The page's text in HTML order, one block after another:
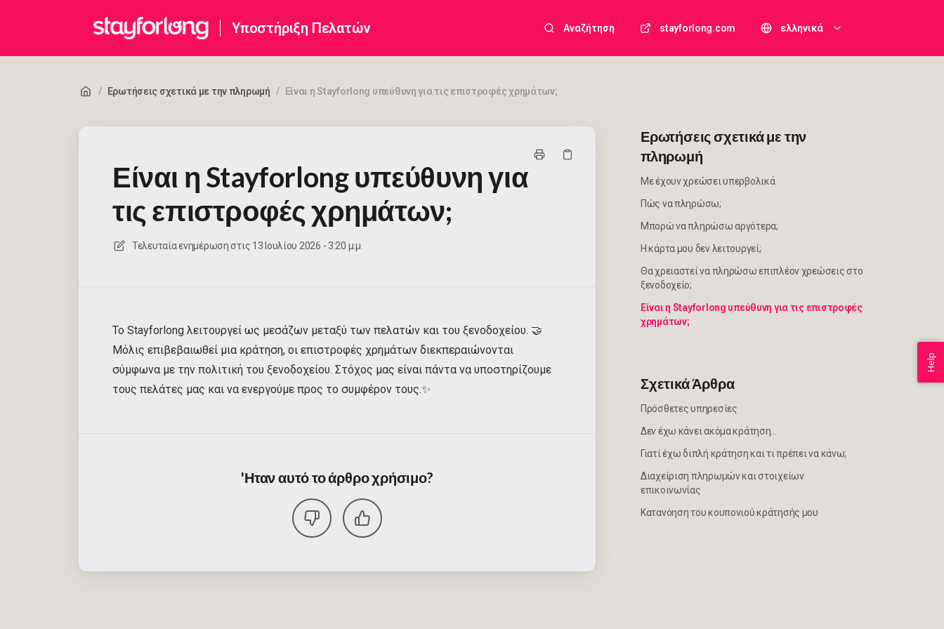
Υποστήριξη Πελατών Αναζήτηση stayforlong.com ελληνικά
/ Ερωτήσεις σχετικά με την πληρωμή / Είναι η Stayforlong υπεύθυνη για τις επιστροφές χρημάτων;
Είναι η Stayforlong υπεύθυνη για
τις επιστροφές χρημάτων;
Τελευταία ενημέρωση στις 13 Ιουλίου 2026 - 3:20 μ.μ.
Το Stayforlong λειτουργεί ως μεσάζων μεταξύ των πελατών και του ξενοδοχείου. 🤝
Μόλις επιβεβαιωθεί μια κράτηση, οι επιστροφές χρημάτων διεκπεραιώνονται
σύμφωνα με την πολιτική του ξενοδοχείου. Στόχος μας είναι πάντα να υποστηρίζουμε
τους πελάτες μας και να ενεργούμε προς το συμφέρον τους.✨
'Ηταν αυτό το άρθρο χρήσιμο?
Ερωτήσεις σχετικά με την
πληρωμή
Με έχουν χρεώσει υπερβολικά
Πώς να πληρώσω;
Μπορώ να πληρώσω αργότερα;
Η κάρτα μου δεν λειτουργεί;
Θα χρειαστεί να πληρώσω επιπλέον χρεώσεις στο
ξενοδοχείο;
Είναι η Stayforlong υπεύθυνη για τις επιστροφές
χρημάτων;
Σχετικά Άρθρα
Πρόσθετες υπηρεσίες
Δεν έχω κάνει ακόμα κράτηση...
Γιατί έχω διπλή κράτηση και τι πρέπει να κάνω;
Διαχείριση πληρωμών και στοιχείων
επικοινωνίας
Κατανόηση του κουπονιού κράτησής μου
Help